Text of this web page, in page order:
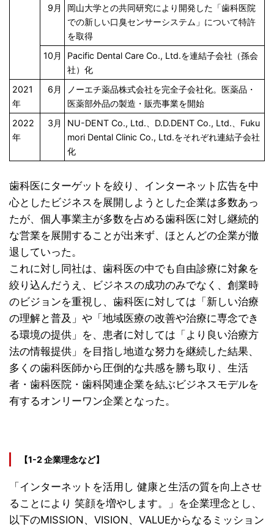
9月
岡山大学との共同研究により開発した「歯科医院
での新しい口臭センサーシステム」について特許
を取得
10月
Pacific Dental Care Co., Ltd.を連結子会社（孫会
社）化
2021
年
6月
ノーエチ薬品株式会社を完全子会社化。医薬品・
医薬部外品の製造・販売事業を開始
2022
年
3月
NU-DENT Co., Ltd.、D.D.DENT Co., Ltd.、Fuku
mori Dental Clinic Co., Ltd.をそれぞれ連結子会社
化
歯科医にターゲットを絞り、インターネット広告を中
心としたビジネスを展開しようとした企業は多数あっ
たが、個人事業主が多数を占める歯科医に対し継続的
な営業を展開することが出来ず、ほとんどの企業が撤
退していった。
これに対し同社は、歯科医の中でも自由診療に対象を
絞り込んだうえ、ビジネスの成功のみでなく、創業時
のビジョンを重視し、歯科医に対しては「新しい治療
の理解と普及」や「地域医療の改善や治療に専念でき
る環境の提供」を、患者に対しては「より良い治療方
法の情報提供」を目指し地道な努力を継続した結果、
多くの歯科医師から圧倒的な共感を勝ち取り、生活
者・歯科医院・歯科関連企業を結ぶビジネスモデルを
有するオンリーワン企業となった。
【1-2 企業理念など】
「インターネットを活用し 健康と生活の質を向上させ
ることにより 笑顔を増やします。」を企業理念とし、
以下のMISSION、VISION、VALUEからなるミッション